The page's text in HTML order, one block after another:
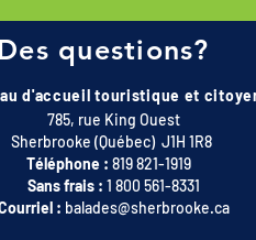
Des questions?
d'accueil touristique et
785, rue King Ouest
Sherbrooke (Québec) J1H 1R8
Téléphone : 819 821-1919
Sans frais : 1 800 561-8331
: balades@sherbrooke.ca